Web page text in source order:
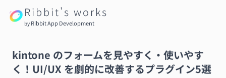
Ribbit's works
by Ribbit App Development
kintone のフォームを見やすく・使いやす
く！UI/UX を劇的に改善するプラグイン5選